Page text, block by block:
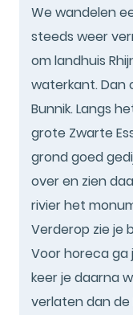
We wandelen
steeds weer
om landhuis
waterkant. Dan
Bunnik. Langs
grote Zwarte
grond goed
over en zien
rivier het
Verderop zie je
Voor horeca
keer je daarna
verlaten dan de